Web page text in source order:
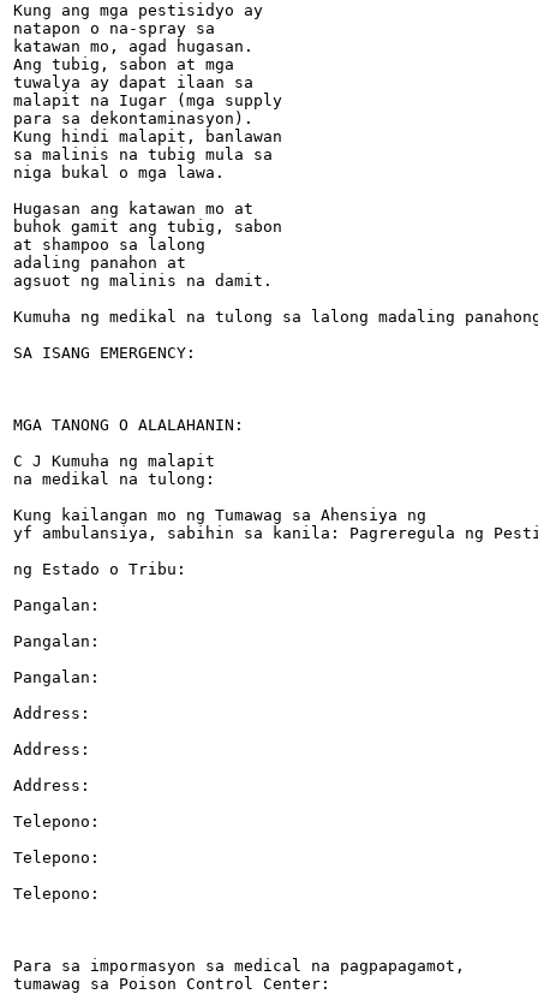
Kung ang mga pestisidyo ay
natapon o na-spray sa
katawan mo, agad hugasan.
Ang tubig, sabon at mga
tuwalya ay dapat ilaan sa
malapit na Iugar (mga supply
para sa dekontaminasyon).
Kung hindi malapit, banlawan
sa malinis na tubig mula sa
niga bukal o mga lawa.
Hugasan ang katawan mo at
buhok gamit ang tubig, sabon
at shampoo sa lalong
adaling panahon at
agsuot ng malinis na damit.
Kumuha ng medikal na tulong sa lalong madaling
SA ISANG EMERGENCY:
MGA TANONG O ALALAHANIN:
C J Kumuha ng malapit
na medikal na tulong:
Kung kailangan mo ng Tumawag sa Ahensiya ng
yf ambulansiya, sabihin sa kanila: Pagreregula ng
ng Estado o Tribu:
Pangalan:
Pangalan:
Pangalan:
Address:
Address:
Address:
Telepono:
Telepono:
Telepono:
Para sa impormasyon sa medical na pagpapagamot,
tumawag sa Poison Control Center: